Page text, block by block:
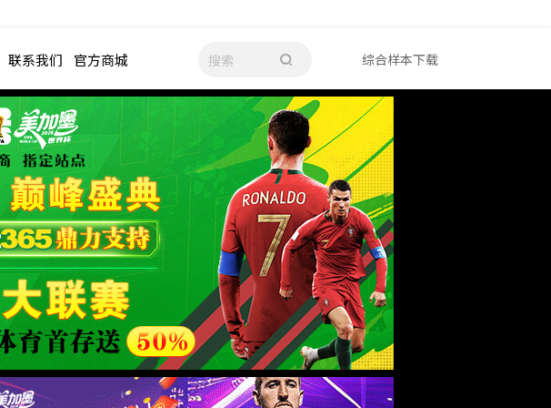
联系我们 官方商城 综合样本下载